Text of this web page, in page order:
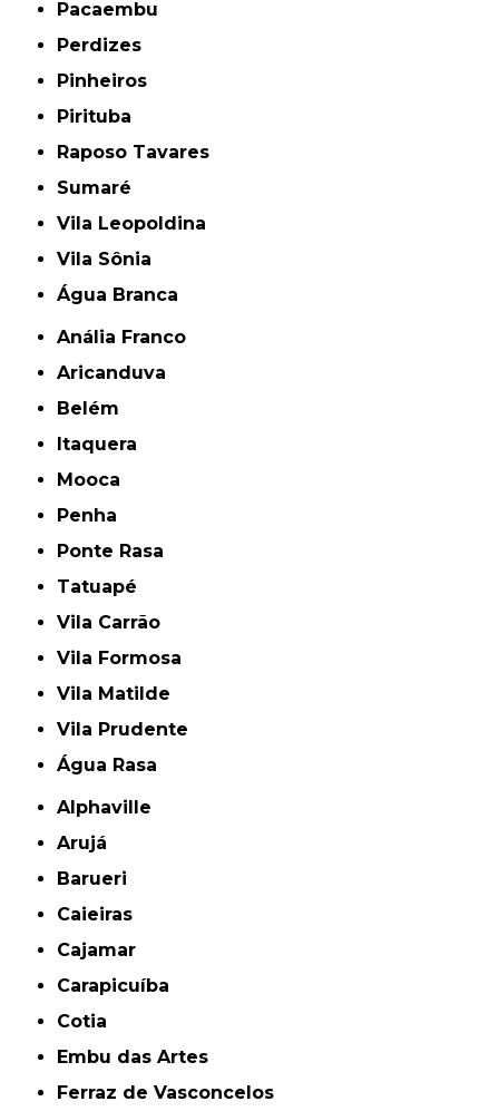
Pacaembu
Perdizes
Pinheiros
Pirituba
Raposo Tavares
Sumaré
Vila Leopoldina
Vila Sônia
Água Branca
Anália Franco
Aricanduva
Belém
Itaquera
Mooca
Penha
Ponte Rasa
Tatuapé
Vila Carrão
Vila Formosa
Vila Matilde
Vila Prudente
Água Rasa
Alphaville
Arujá
Barueri
Caieiras
Cajamar
Carapicuíba
Cotia
Embu das Artes
Ferraz de Vasconcelos